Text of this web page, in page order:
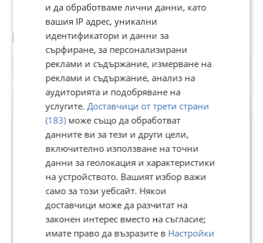
Потребител
1001ИМОТИ
В Bazar.BG от 11 септември 2013г.
Последно активен днес в 14:29 ч.
352 Обяви
Още оферти на https://imoti_1001.imot.bg
и да обработваме лични данни, като
вашия IP адрес, уникални
идентификатори и данни за
сърфиране, за персонализирани
реклами и съдържание, измерване на
реклами и съдържание, анализ на
аудиторията и подобряване на
услугите. Доставчици от трети страни
(183)може също да обработват
данните ви за тези и други цели,
включително използване на точни
данни за геолокация и характеристики
на устройството. Вашият избор важи
само за този уебсайт. Някои
доставчици може да разчитат на
законен интерес вместо на съгласие;
имате право да възразите в Настройки